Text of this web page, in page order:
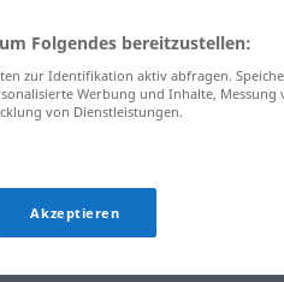
(≈ Nebel)
Folgendes bereitzustellen:
zur Identifikation aktiv abfragen.
Werbung und Inhalte, Messung
von Dienstleistungen.
Akzeptieren